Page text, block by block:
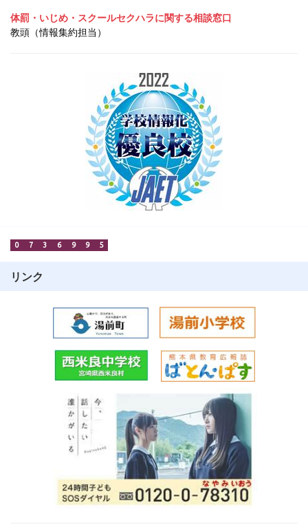
体罰・いじめ・スクールセクハラに関する相談窓口
教頭（情報集約担当）
0 7 3 6 9 9 5
リンク